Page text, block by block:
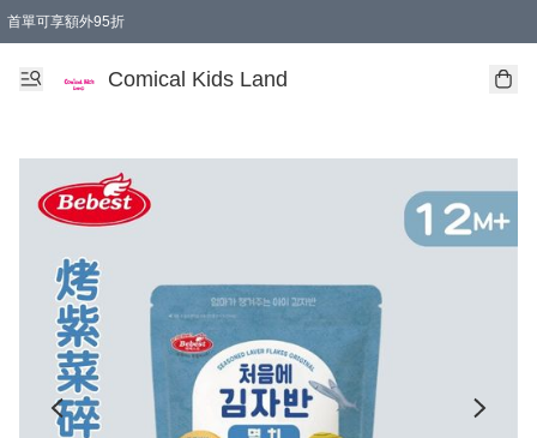
首單可享額外95折
Comical Kids Land